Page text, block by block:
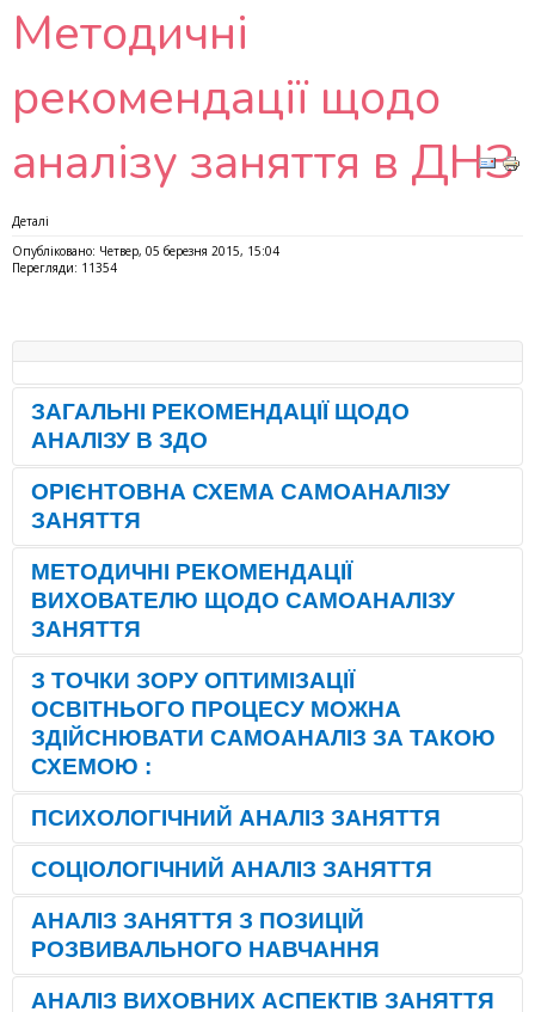
Методичні
рекомендації щодо
аналізу заняття в ДНЗ
Деталі
Опубліковано: Четвер, 05 березня 2015, 15:04
Перегляди: 11354
ЗАГАЛЬНІ РЕКОМЕНДАЦІЇ ЩОДО
АНАЛІЗУ В ЗДО
ОРІЄНТОВНА СХЕМА САМОАНАЛІЗУ
ЗАНЯТТЯ
МЕТОДИЧНІ РЕКОМЕНДАЦІЇ
ВИХОВАТЕЛЮ ЩОДО САМОАНАЛІЗУ
ЗАНЯТТЯ
З ТОЧКИ ЗОРУ ОПТИМІЗАЦІЇ
ОСВІТНЬОГО ПРОЦЕСУ МОЖНА
ЗДІЙСНЮВАТИ САМОАНАЛІЗ ЗА ТАКОЮ
СХЕМОЮ :
ПСИХОЛОГІЧНИЙ АНАЛІЗ ЗАНЯТТЯ
СОЦІОЛОГІЧНИЙ АНАЛІЗ ЗАНЯТТЯ
АНАЛІЗ ЗАНЯТТЯ З ПОЗИЦІЙ
РОЗВИВАЛЬНОГО НАВЧАННЯ
АНАЛІЗ ВИХОВНИХ АСПЕКТІВ ЗАНЯТТЯ